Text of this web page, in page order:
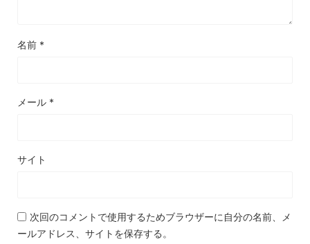
名前 *
メール *
サイト
次回のコメントで使用するためブラウザーに自分の名前、メ
ールアドレス、サイトを保存する。